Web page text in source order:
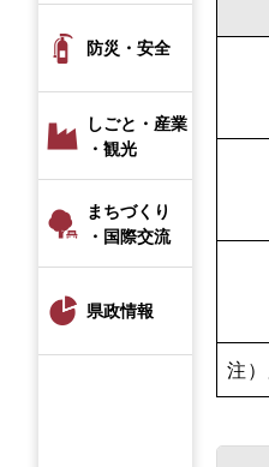
防災・安全
しごと・産業
・観光
まちづくり
・国際交流
県政情報
注